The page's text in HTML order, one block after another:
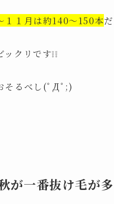
１１月は約140～150本
クリです❕❕
そるべし(ﾟДﾟ;)
が一番抜け毛が